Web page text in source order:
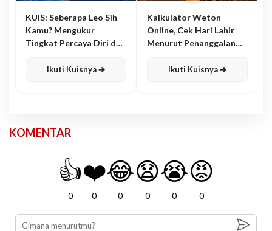
KUIS: Seberapa Leo Sih
Kamu? Mengukur
Tingkat Percaya Diri dan
Ikuti Kuisnya ➔
Kalkulator Weton
Online, Cek Hari Lahir
Menurut Penanggalan
Ikuti Kuisnya ➔
KOMENTAR
👍
0
❤️
0
😂
0
😧
0
😭
0
😡
0